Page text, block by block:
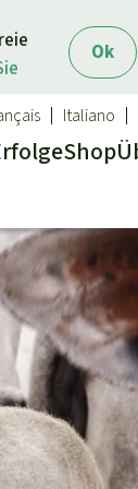
Ok
Shop
Italiano